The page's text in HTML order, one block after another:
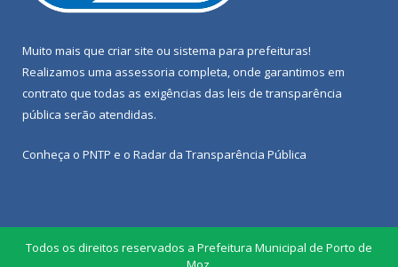
Muito mais que criar site ou sistema para prefeituras!
Realizamos uma assessoria completa, onde garantimos em
contrato que todas as exigências das leis de transparência
pública serão atendidas.
Conheça o PNTP e o Radar da Transparência Pública
Todos os direitos reservados a Prefeitura Municipal de Porto de